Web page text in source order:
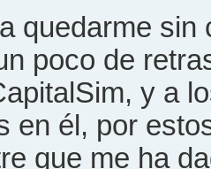
quedarme sin
poco de
y a
en él, por
que me ha